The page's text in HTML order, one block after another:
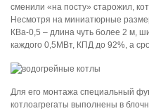
сменили «на посту» старожил,
Несмотря на миниатюрные
КВа-0,5 – длина чуть более 2 м,
каждого 0,5МВт, КПД до 92%, а
Для его монтажа специальный
котлоагрегаты выполнены в